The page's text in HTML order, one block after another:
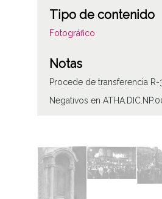
Tipo de contenido
Fotográfico
Notas
Procede de transferencia R-
Negativos en
CC BY-NC-SA 4.0